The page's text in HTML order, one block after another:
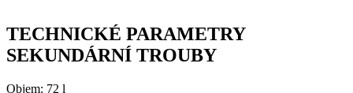
TECHNICKÉ PARAMETRY
SEKUNDÁRNÍ TROUBY
Objem: 72 l